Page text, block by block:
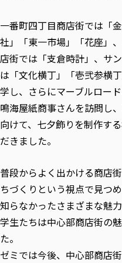
学生生活サポート
学生自主活動支援
社会人学生の育児支援（
学生総合補償制度
スポーツ傷害保険
一番町四丁目商店街では「
社」「東一市場」「花座」
店街では「支倉時計」、サ
は「文化横丁」「壱弐参横
学し、さらにマーブルロー
鳴海屋紙商事さんを訪問し
向けて、七夕飾りを制作す
だきました。
普段からよく出かける商店
ちづくりという視点で見つ
知らなかったさまざまな魅
学生たちは中心部商店街の
た。
ゼミでは今後、中心部商店